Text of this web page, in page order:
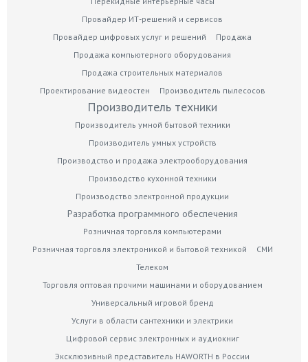
Провайдер ИТ-решений и сервисов
Провайдер цифровых услуг и решений
Продажа
Продажа компьютерного оборудования
Продажа строительных материалов
Проектирование видеостен
Производитель пылесосов
Производитель техники
Производитель умной бытовой техники
Производитель умных устройств
Производство и продажа электрооборудования
Производство кухонной техники
Производство электронной продукции
Разработка программного обеспечения
Розничная торговля компьютерами
Розничная торговля электроникой и бытовой техникой
СМИ
Телеком
Торговля оптовая прочими машинами и оборудованием
Универсальный игровой бренд
Услуги в области сантехники и электрики
Цифровой сервис электронных и аудиокниг
Эксклюзивный представитель HAWORTH в России